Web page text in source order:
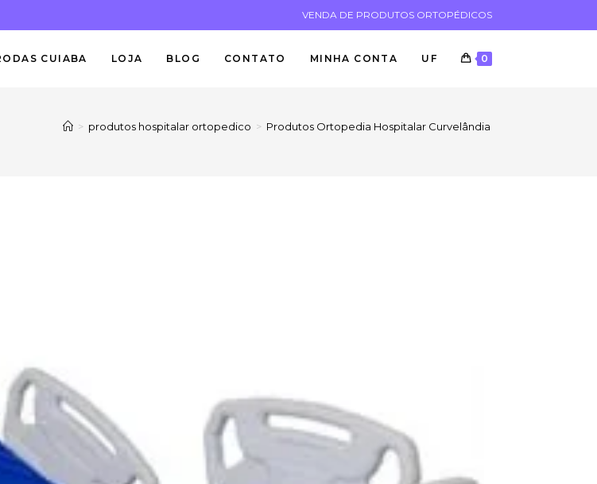
VENDA DE PRODUTOS ORTOPÉDICOS
CUIABA LOJA BLOG CONTATO MINHA CONTA UF 0
> produtos hospitalar ortopedico > Produtos Ortopedia Hospitalar Curvelândia MT